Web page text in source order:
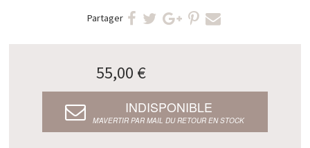
Partager
55,00 €
INDISPONIBLE
M’AVERTIR PAR MAIL DU RETOUR EN STOCK